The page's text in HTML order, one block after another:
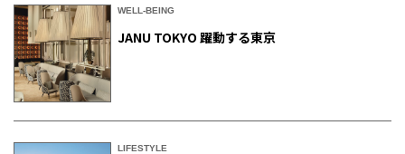
WELL-BEING
JANU TOKYO 躍動する東京
LIFESTYLE